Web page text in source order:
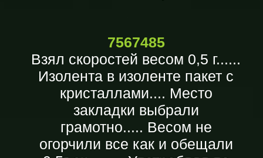
7567485
Взял скоростей весом 0,5 г......
Изолента в изоленте пакет с
кристаллами.... Место
закладки выбрали
грамотно..... Весом не
огорчили все как и обещали